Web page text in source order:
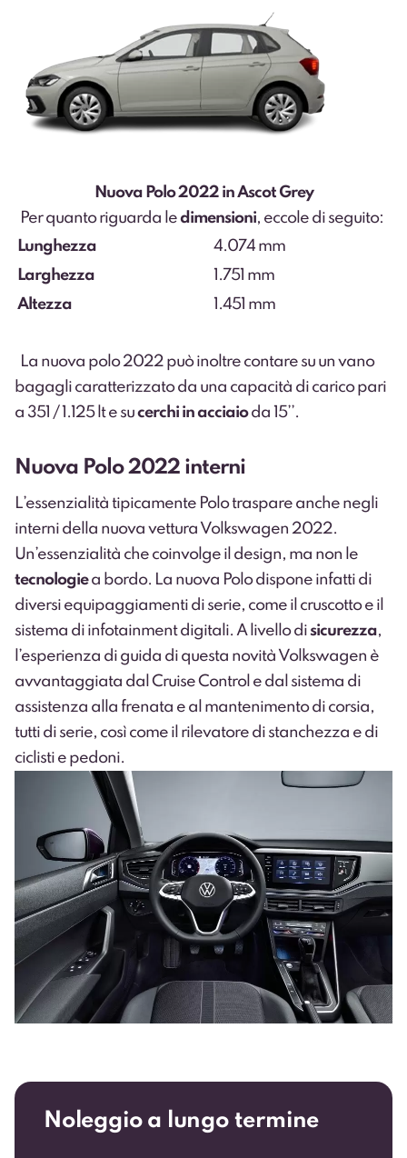
Nuova Polo 2022 in Ascot Grey
Per quanto riguarda ledimensioni, eccole di seguito:
Lunghezza
4.074 mm
Larghezza
1.751 mm
Altezza
1.451 mm
La nuova polo 2022 può inoltre contare su un vano
bagagli caratterizzato da una capacità di carico pari
a 351 / 1.125 lt e sucerchi in acciaioda 15’’.
Nuova Polo 2022 interni
L’essenzialità tipicamente Polo traspare anche negli
interni della nuova vettura Volkswagen 2022.
Un’essenzialità che coinvolge il design, ma non le
tecnologiea bordo. La nuova Polo dispone infatti di
diversi equipaggiamenti di serie, come il cruscotto e il
sistema di infotainment digitali. A livello disicurezza,
l’esperienza di guida di questa novità Volkswagen è
avvantaggiata dal Cruise Control e dal sistema di
assistenza alla frenata e al mantenimento di corsia,
tutti di serie, così come il rilevatore di stanchezza e di
ciclisti e pedoni.
Noleggio a lungo termine